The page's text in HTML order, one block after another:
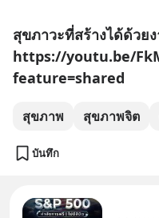
สุขภาวะที่สร้างได้ด้วย
https://youtu.be/
feature=shared
สุขภาพ สุขภาพจิต
บันทึก